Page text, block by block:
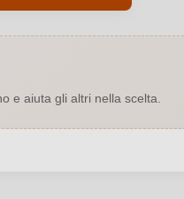
e aiuta gli altri nella scelta.